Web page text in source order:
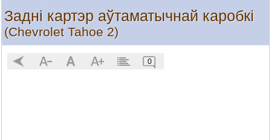
Задні картэр аўтаматычнай каробкі
(Chevrolet Tahoe 2)
0